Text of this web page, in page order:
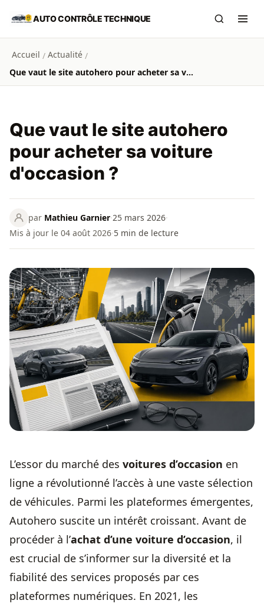
Aller au contenu principal
AUTO CONTRÔLE TECHNIQUE
Accueil / Actualité /
Que vaut le site autohero pour acheter sa voiture d'occasion ?
Que vaut le site autohero
pour acheter sa voiture
d'occasion ?
par Mathieu Garnier·25 mars 2026·
Mis à jour le 04 août 2026·5 min de lecture
L’essor du marché des voitures d’occasion en
ligne a révolutionné l’accès à une vaste sélection
de véhicules. Parmi les plateformes émergentes,
Autohero suscite un intérêt croissant. Avant de
procéder à l’achat d’une voiture d’occasion, il
est crucial de s’informer sur la diversité et la
fiabilité des services proposés par ces
plateformes numériques. En 2021, les